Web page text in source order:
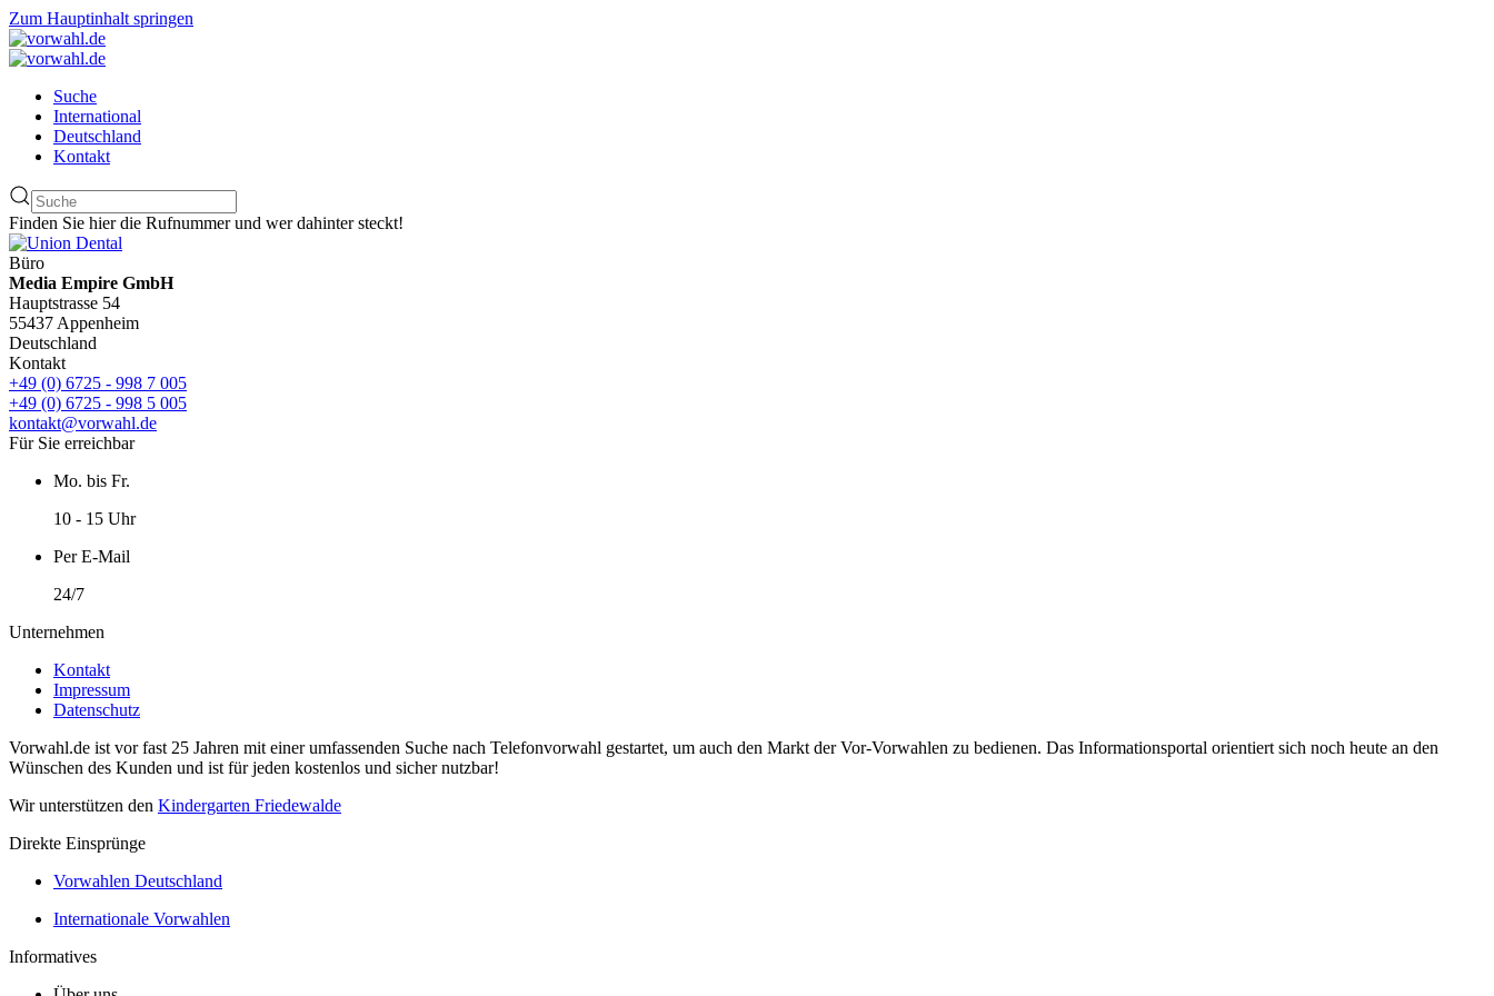
Zum Hauptinhalt springen
Suche
International
Deutschland
Kontakt
Finden Sie hier die Rufnummer und wer dahinter steckt!
Büro
Media Empire GmbH
Hauptstrasse 54
55437 Appenheim
Deutschland
Kontakt
+49 (0) 6725 - 998 7 005
+49 (0) 6725 - 998 5 005
kontakt@vorwahl.de
Für Sie erreichbar
Mo. bis Fr.
10 - 15 Uhr
Per E-Mail
24/7
Unternehmen
Kontakt
Impressum
Datenschutz
Vorwahl.de ist vor fast 25 Jahren mit einer umfassenden Suche nach Telefonvorwahl gestartet, um auch den Markt der Vor-Vorwahlen zu bedienen. Das Informationsportal orientiert sich noch heute an den
Wünschen des Kunden und ist für jeden kostenlos und sicher nutzbar!
Wir unterstützen den Kindergarten Friedewalde
Direkte Einsprünge
Vorwahlen Deutschland
Internationale Vorwahlen
Informatives